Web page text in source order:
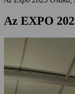
Az EXPO